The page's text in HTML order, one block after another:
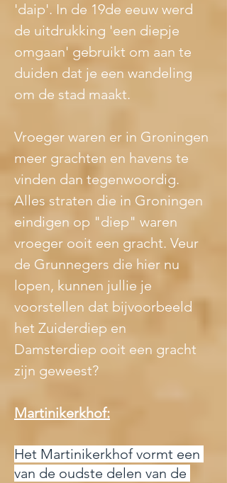
'daip'. In de 19de eeuw werd
de uitdrukking 'een diepje
omgaan' gebruikt om aan te
duiden dat je een wandeling
om de stad maakt.
Vroeger waren er in Groningen
meer grachten en havens te
vinden dan tegenwoordig.
Alles straten die in Groningen
eindigen op "diep" waren
vroeger ooit een gracht. Veur
de Grunnegers die hier nu
lopen, kunnen jullie je
voorstellen dat bijvoorbeeld
het Zuiderdiep en
Damsterdiep ooit een gracht
zijn geweest?
Martinikerkhof:
Het Martinikerkhof vormt een
van de oudste delen van de